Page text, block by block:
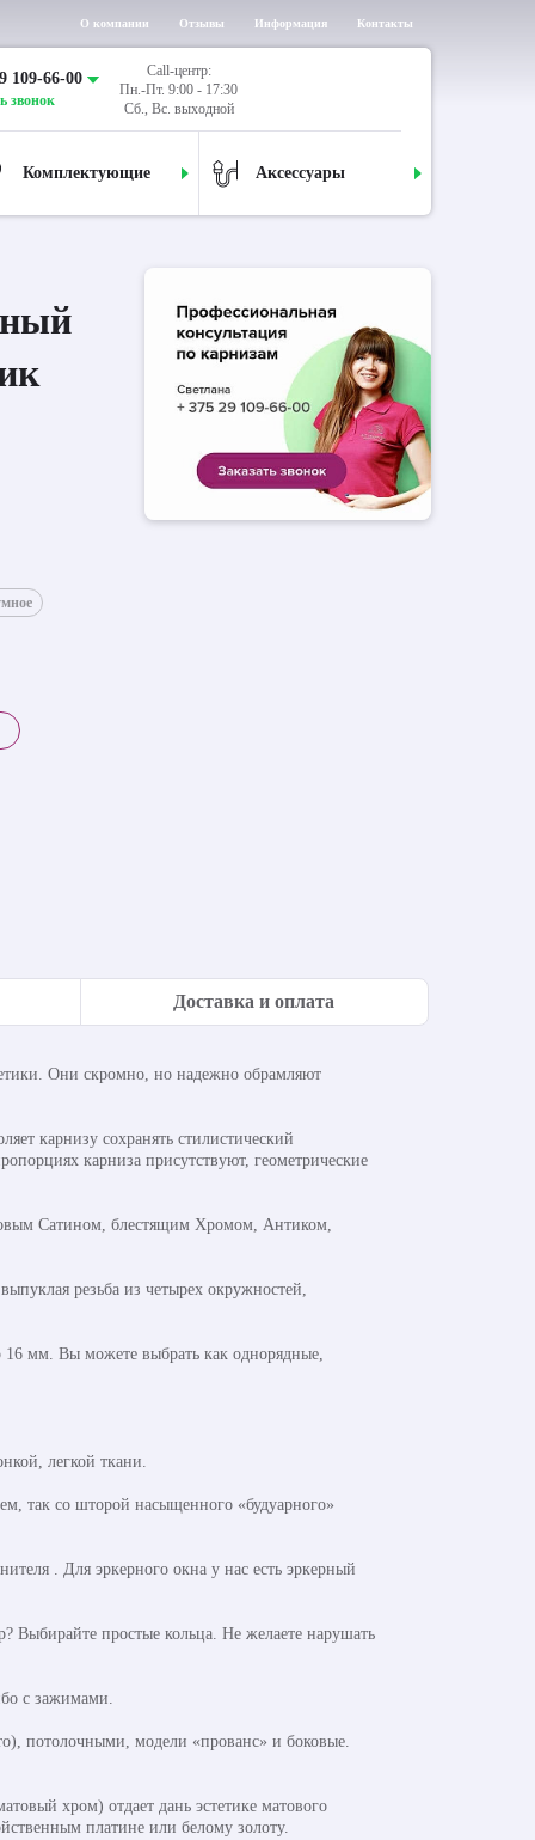
О компании Отзывы Информация Контакты
109-66-00
звонок
Call-центр:
Пн.-Пт. 9:00 - 17:30
Сб., Вс. выходной
Комплектующие Аксессуары
Доставка и оплата
Они скромно, но надежно обрамляют
карнизу сохранять стилистический
карниза присутствуют, геометрические
Сатином, блестящим Хромом, Антиком,
резьба из четырех окружностей,
16 мм. Вы можете выбрать как однорядные,
легкой ткани.
так со шторой насыщенного «будуарного»
. Для эркерного окна у нас есть эркерный
Выбирайте простые кольца. Не желаете нарушать
с зажимами.
потолочными, модели «прованс» и боковые.
хром) отдает дань эстетике матового
платине или белому золоту.